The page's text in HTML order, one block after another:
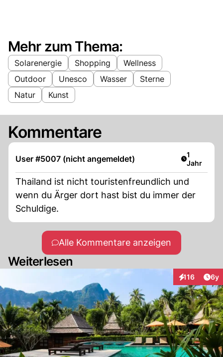
Mehr zum Thema:
Solarenergie Shopping
Wellness
Outdoor
Unesco Wasser
Sterne
Natur
Kunst
Kommentare
User #5007 (nicht angemeldet) Artikel
1
Jahr
Thailand ist nicht touristenfreundlich und
wenn du Ärger dort hast bist du immer der
Schuldige.
Alle Kommentare anzeigen
Weiterlesen
116
Interaktionen
6y